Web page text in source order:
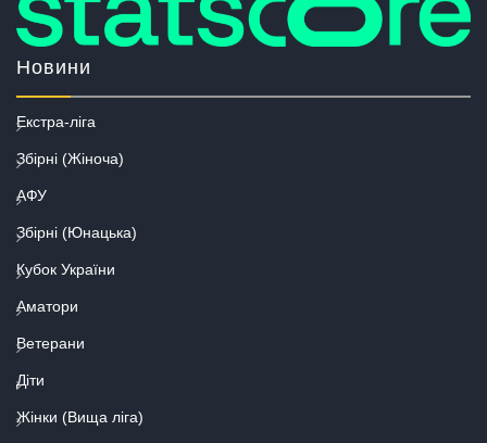
Новини
Екстра-ліга
Збірні (Жіноча)
АФУ
Збірні (Юнацька)
Кубок України
Аматори
Ветерани
Діти
Жінки (Вища ліга)